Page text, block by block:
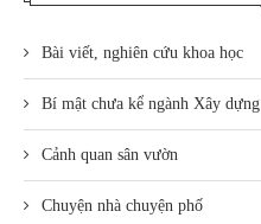
Bài viết, nghiên cứu khoa học
Bí mật chưa kể ngành Xây dựng
Cảnh quan sân vườn
Chuyện nhà chuyện phố